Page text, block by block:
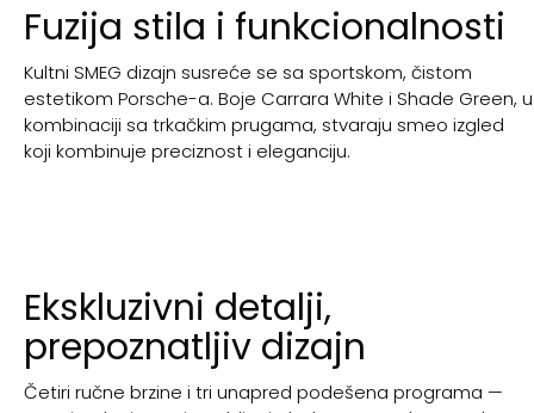
Fuzija stila i funkcionalnosti
Kultni SMEG dizajn susreće se sa sportskom, čistom
estetikom Porsche-a. Boje Carrara White i Shade Green, u
kombinaciji sa trkačkim prugama, stvaraju smeo izgled
koji kombinuje preciznost i eleganciju.
Ekskluzivni detalji,
prepoznatljiv dizajn
Četiri ručne brzine i tri unapred podešena programa —